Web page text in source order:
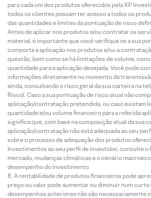
para cada um dos produtos oferecidos pela XP
todos os clientes possam ter acesso a todos os
das quantidades e limites da pontuação de risco
Antes de aplicar nos produtos e/ou contratar os
material, é importante que você verifique se a sua
comporta a aplicação nos produtos e/ou a
questão, bem como se há limitações de volume,
quantidade para a aplicação desejada. Você pode
informações diretamente no momento da
ainda, consultando o risco geral da sua carteira na
Risco). Caso a sua pontuação de risco atual não
aplicação/contratação pretendida, ou caso existam
quantidade e/ou volume financeiro para a referida
significa que, com base na composição atual da sua
aplicação/contratação não está adequada ao seu
sobre o processo de adequação dos produtos
Investimentos ao seu perfil de investidor, consulte o
mercado, mudanças climáticas e o cenário
desempenho do investimento.
A rentabilidade de produtos financeiros pode
preço ou valor pode aumentar ou diminuir num curto
desempenhos anteriores não são necessariamente